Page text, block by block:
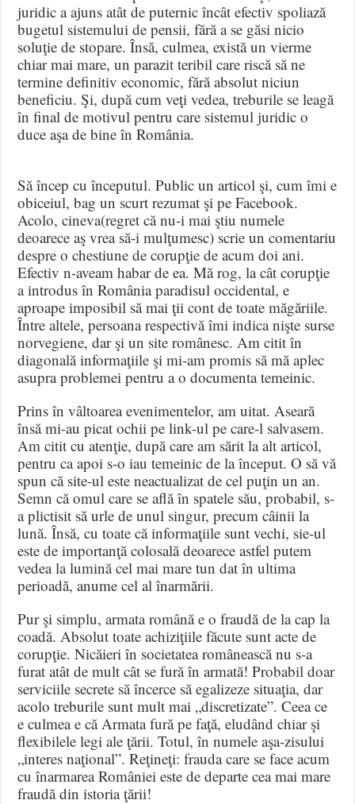
juridic a ajuns atât de puternic încât efectiv spoliază
bugetul sistemului de pensii, fără a se găsi nicio
soluţie de stopare. Însă, culmea, există un vierme
chiar mai mare, un parazit teribil care riscă să ne
termine definitiv economic, fără absolut niciun
beneficiu. Şi, după cum veţi vedea, treburile se leagă
în final de motivul pentru care sistemul juridic o
duce aşa de bine în România.
Să încep cu începutul. Public un articol şi, cum îmi e
obiceiul, bag un scurt rezumat şi pe Facebook.
Acolo, cineva(regret că nu-i mai ştiu numele
deoarece aş vrea să-i mulţumesc) scrie un comentariu
despre o chestiune de corupţie de acum doi ani.
Efectiv n-aveam habar de ea. Mă rog, la cât corupţie
a introdus în România paradisul occidental, e
aproape imposibil să mai ţii cont de toate măgăriile.
Între altele, persoana respectivă îmi indica nişte surse
norvegiene, dar şi un site românesc. Am citit în
diagonală informaţiile şi mi-am promis să mă aplec
asupra problemei pentru a o documenta temeinic.
Prins în vâltoarea evenimentelor, am uitat. Aseară
însă mi-au picat ochii pe link-ul pe care-l salvasem.
Am citit cu atenţie, după care am sărit la alt articol,
pentru ca apoi s-o iau temeinic de la început. O să vă
spun că site-ul este neactualizat de cel puţin un an.
Semn că omul care se află în spatele său, probabil, s-
a plictisit să urle de unul singur, precum câinii la
lună. Însă, cu toate că informaţiile sunt vechi, sie-ul
este de importanţă colosală deoarece astfel putem
vedea la lumină cel mai mare tun dat în ultima
perioadă, anume cel al înarmării.
Pur şi simplu, armata română e o fraudă de la cap la
coadă. Absolut toate achiziţiile făcute sunt acte de
corupţie. Nicăieri în societatea românească nu s-a
furat atât de mult cât se fură în armată! Probabil doar
serviciile secrete să încerce să egalizeze situaţia, dar
acolo treburile sunt mult mai „discretizate”. Ceea ce
e culmea e că Armata fură pe faţă, eludând chiar şi
flexibilele legi ale ţării. Totul, în numele aşa-zisului
„interes naţional”. Reţineţi: frauda care se face acum
cu înarmarea României este de departe cea mai mare
fraudă din istoria ţării!